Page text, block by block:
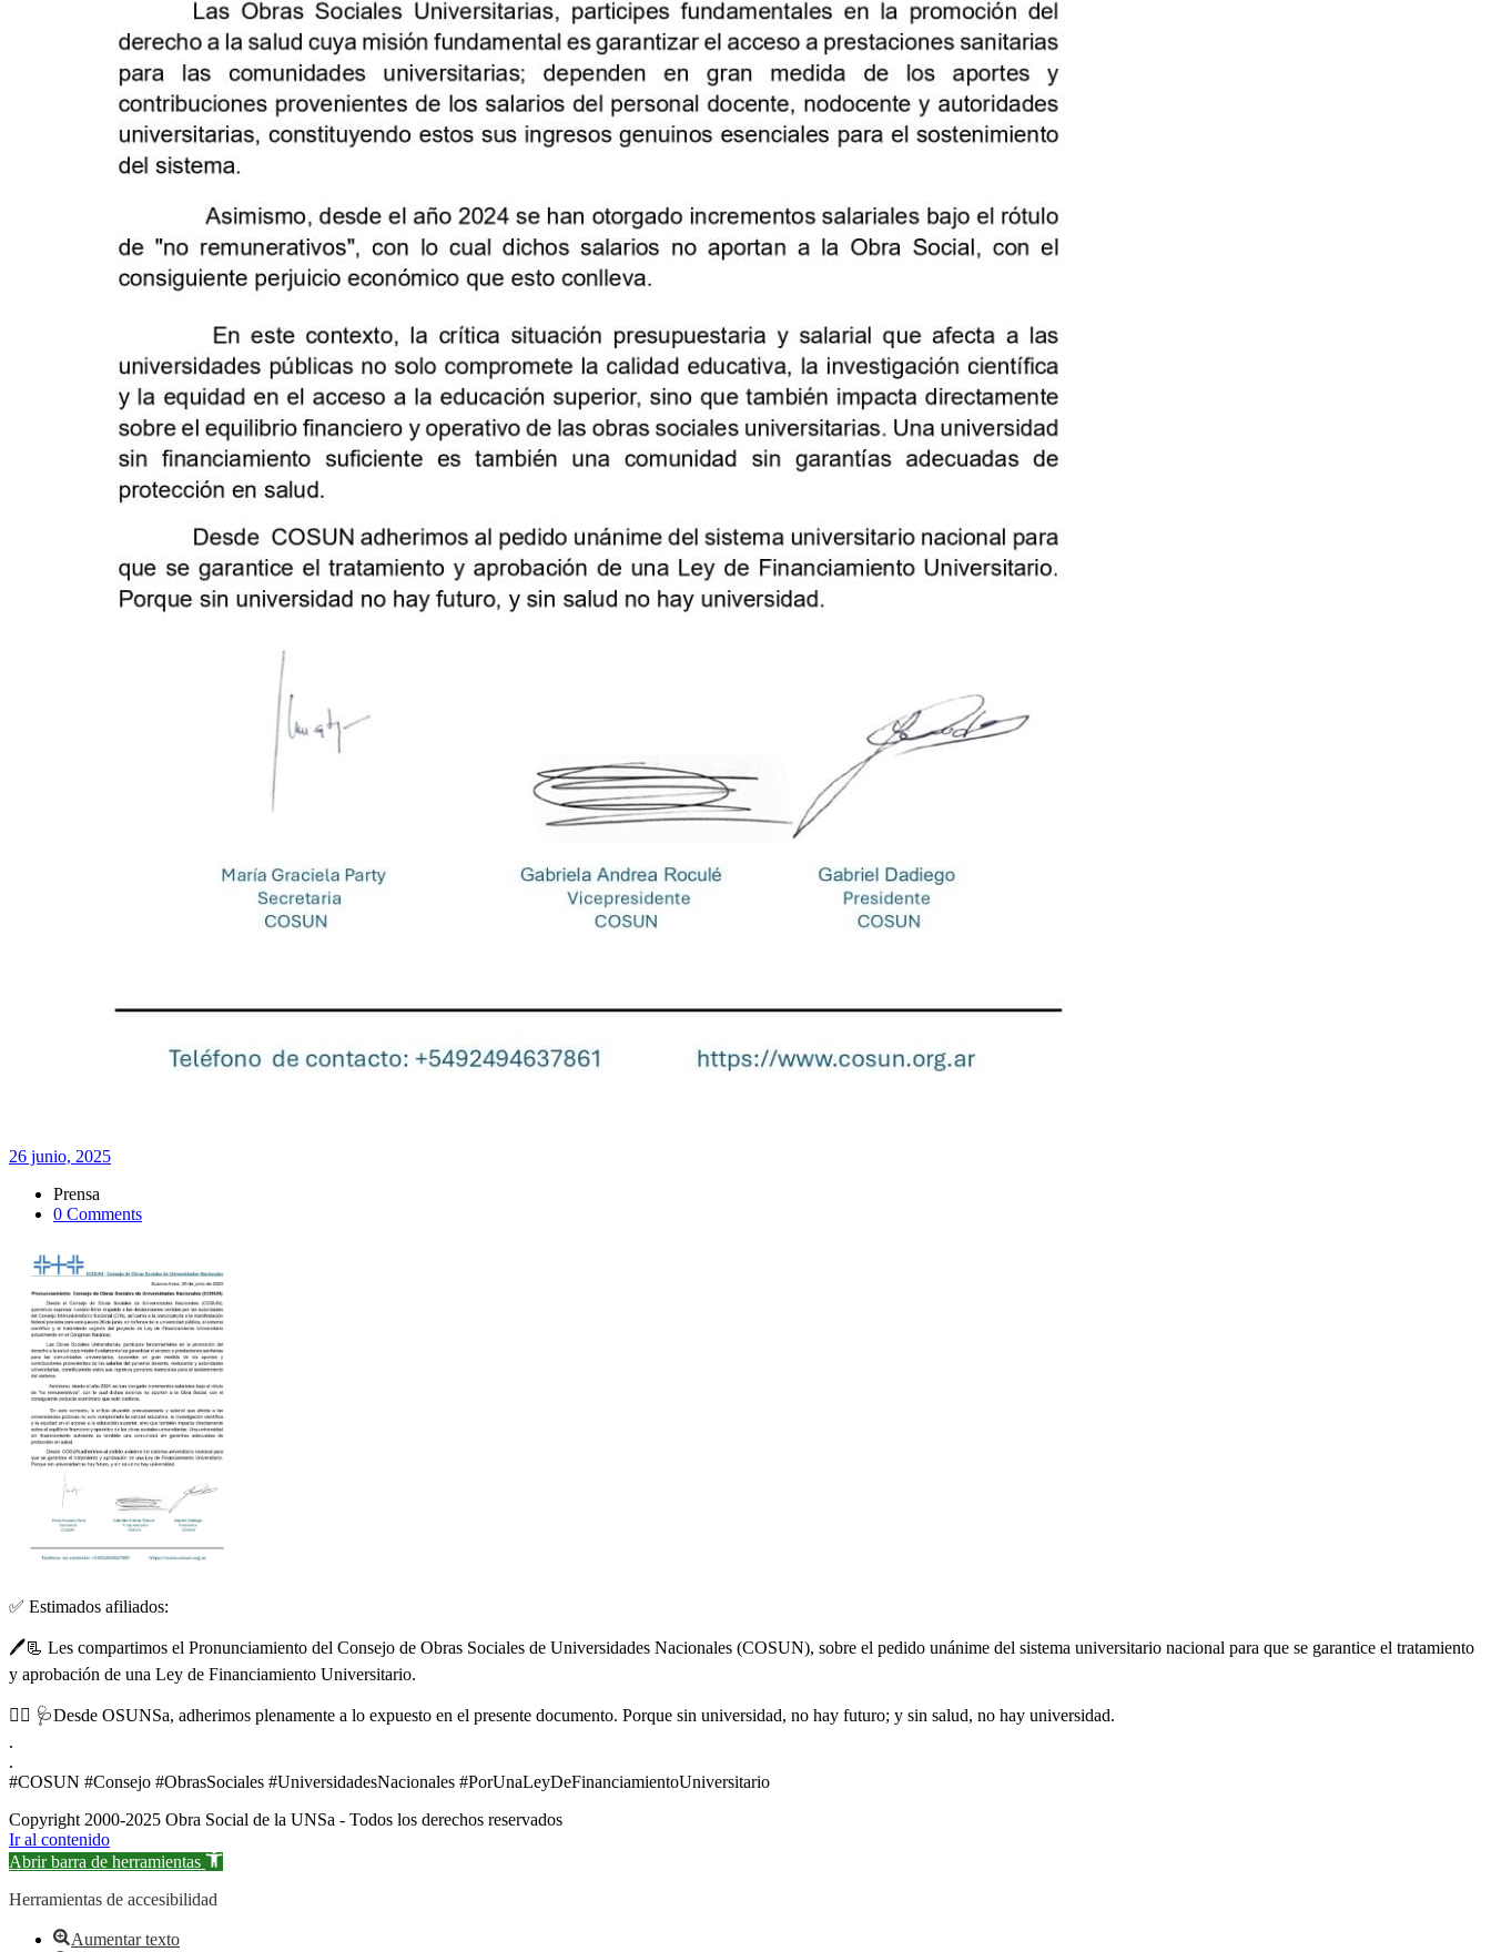
26 junio, 2025
Prensa
0 Comments
✅ Estimados afiliados:
🖊️📃 Les compartimos el Pronunciamiento del Consejo de Obras Sociales de Universidades Nacionales (COSUN), sobre el pedido unánime del sistema universitario nacional para que se garantice el tratamiento
y aprobación de una Ley de Financiamiento Universitario.
👉🏼 🩺Desde OSUNSa, adherimos plenamente a lo expuesto en el presente documento. Porque sin universidad, no hay futuro; y sin salud, no hay universidad.
.
.
#COSUN #Consejo #ObrasSociales #UniversidadesNacionales #PorUnaLeyDeFinanciamientoUniversitario
Copyright 2000-2025 Obra Social de la UNSa - Todos los derechos reservados
Ir al contenido
Abrir barra de herramientas
Herramientas de accesibilidad
Aumentar texto